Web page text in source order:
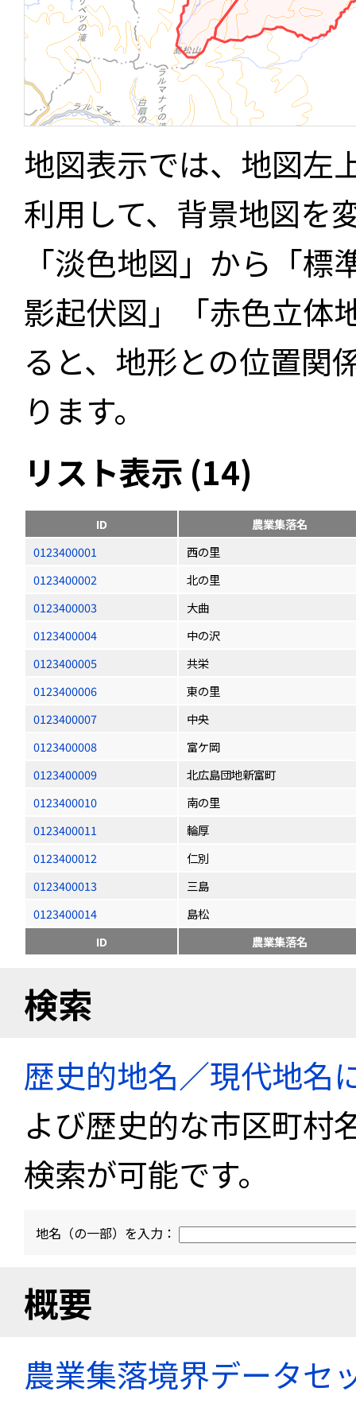
地図表示では、地図左
利用して、背景地図を
「淡色地図」から「
影起伏図」「赤色立体
ると、地形との位置関
ります。
リスト表示 (14)
ID
農業集落名
0123400001
西の里
0123400002
北の里
0123400003
大曲
0123400004
中の沢
0123400005
共栄
0123400006
東の里
0123400007
中央
0123400008
富ケ岡
0123400009
北広島団地新富町
0123400010
南の里
0123400011
輪厚
0123400012
仁別
0123400013
三島
0123400014
島松
ID
農業集落名
検索
歴史的地名／現代地名
よび歴史的な市区町村
検索が可能です。
地名（の一部）を入力：
概要
農業集落境界データセ